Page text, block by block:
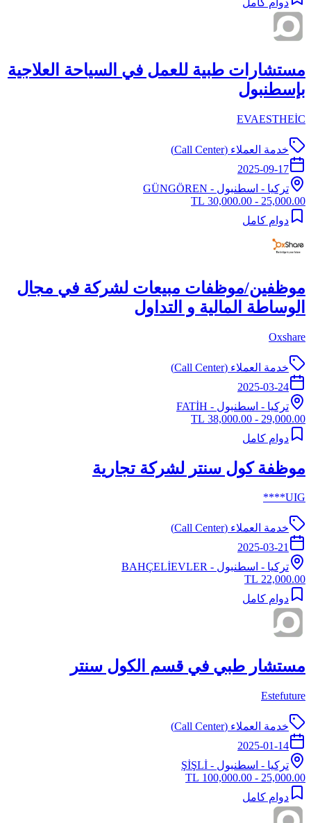
دوام كامل
مستشارات طبية للعمل في السياحة العلاجية
بإسطنبول
EVAESTHEİC
خدمة العملاء (Call Center)
2025-09-17
تركيا - اسطنبول - GÜNGÖREN
25,000.00 - 30,000.00 TL
دوام كامل
موظفين/موظفات مبيعات لشركة في مجال
الوساطة المالية و التداول
Oxshare
خدمة العملاء (Call Center)
2025-03-24
تركيا - اسطنبول - FATİH
29,000.00 - 38,000.00 TL
دوام كامل
موظفة كول سنتر لشركة تجارية
UIG****
خدمة العملاء (Call Center)
2025-03-21
تركيا - اسطنبول - BAHÇELİEVLER
22,000.00 TL
دوام كامل
مستشار طبي في قسم الكول سنتر
Estefuture
خدمة العملاء (Call Center)
2025-01-14
تركيا - اسطنبول - ŞİŞLİ
25,000.00 - 100,000.00 TL
دوام كامل